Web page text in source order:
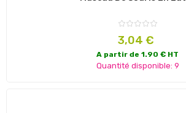
Prix
3,04 €
A partir de 1.90 € HT
Quantité disponible: 9